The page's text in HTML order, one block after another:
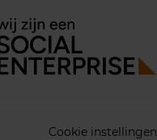
Cookie instellingen